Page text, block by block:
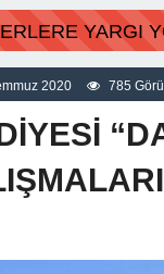
SONU !
YARGI
2020 785